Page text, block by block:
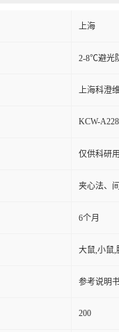
上海
2-8℃避光
上海科澄
KCW-
仅供科研
夹心法、
6个月
大鼠,小鼠,
参考说明
200